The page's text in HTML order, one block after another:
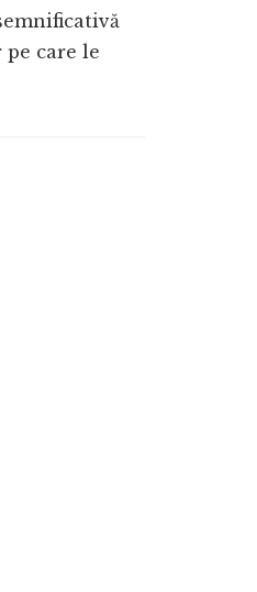
care le